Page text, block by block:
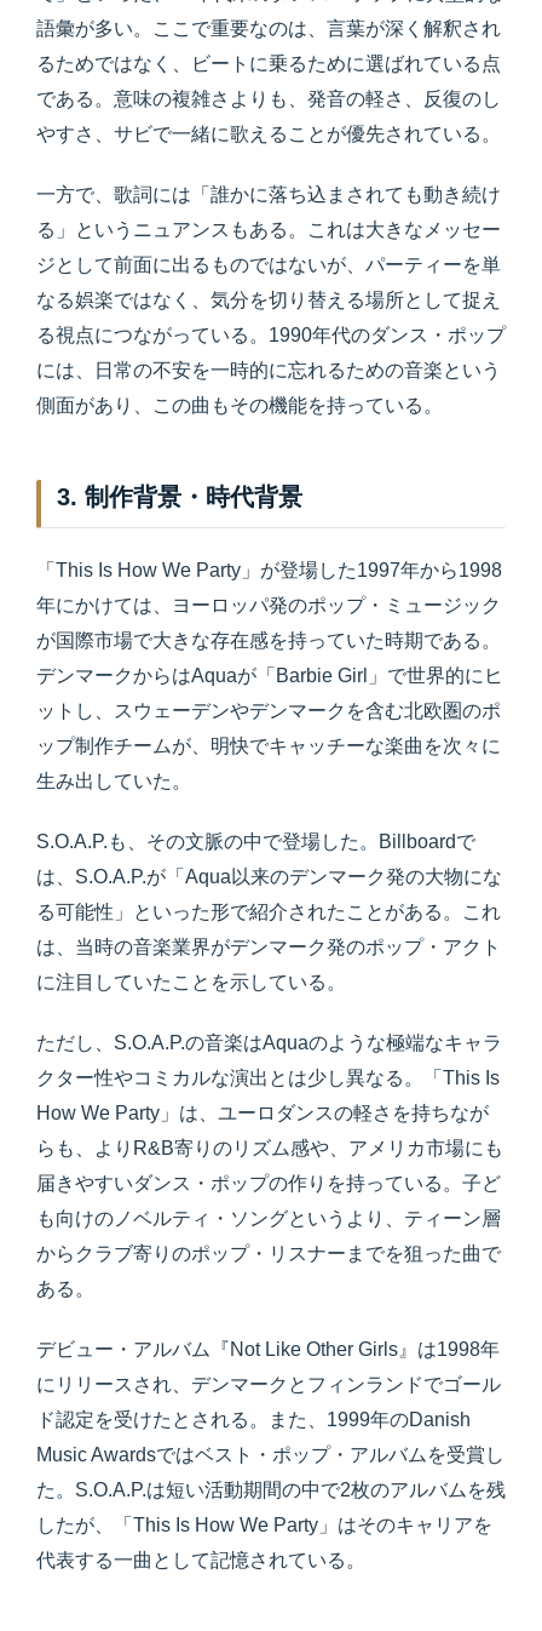
語彙が多い。ここで重要なのは、言葉が深く解釈され
るためではなく、ビートに乗るために選ばれている点
である。意味の複雑さよりも、発音の軽さ、反復のし
やすさ、サビで一緒に歌えることが優先されている。
一方で、歌詞には「誰かに落ち込まされても動き続け
る」というニュアンスもある。これは大きなメッセー
ジとして前面に出るものではないが、パーティーを単
なる娯楽ではなく、気分を切り替える場所として捉え
る視点につながっている。1990年代のダンス・ポップ
には、日常の不安を一時的に忘れるための音楽という
側面があり、この曲もその機能を持っている。
3. 制作背景・時代背景
「This Is How We Party」が登場した1997年から1998
年にかけては、ヨーロッパ発のポップ・ミュージック
が国際市場で大きな存在感を持っていた時期である。
デンマークからはAquaが「Barbie Girl」で世界的にヒ
ットし、スウェーデンやデンマークを含む北欧圏のポ
ップ制作チームが、明快でキャッチーな楽曲を次々に
生み出していた。
S.O.A.P.も、その文脈の中で登場した。Billboardで
は、S.O.A.P.が「Aqua以来のデンマーク発の大物にな
る可能性」といった形で紹介されたことがある。これ
は、当時の音楽業界がデンマーク発のポップ・アクト
に注目していたことを示している。
ただし、S.O.A.P.の音楽はAquaのような極端なキャラ
クター性やコミカルな演出とは少し異なる。「This Is
How We Party」は、ユーロダンスの軽さを持ちなが
らも、よりR&B寄りのリズム感や、アメリカ市場にも
届きやすいダンス・ポップの作りを持っている。子ど
も向けのノベルティ・ソングというより、ティーン層
からクラブ寄りのポップ・リスナーまでを狙った曲で
ある。
デビュー・アルバム『Not Like Other Girls』は1998年
にリリースされ、デンマークとフィンランドでゴール
ド認定を受けたとされる。また、1999年のDanish
Music Awardsではベスト・ポップ・アルバムを受賞し
た。S.O.A.P.は短い活動期間の中で2枚のアルバムを残
したが、「This Is How We Party」はそのキャリアを
代表する一曲として記憶されている。